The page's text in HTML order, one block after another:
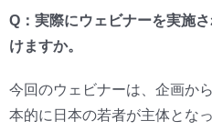
Q：実際にウェビナーを実施
けますか。
今回のウェビナーは、企画か
本的に日本の若者が主体とな